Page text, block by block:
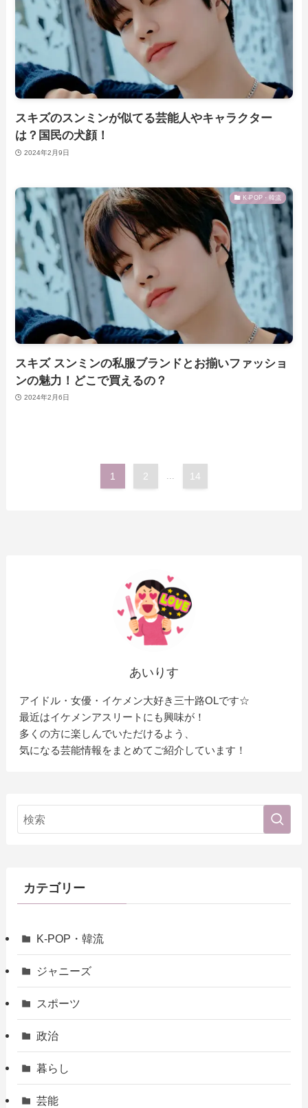
スキズのスンミンが似てる芸能人やキャラクター
は？国民の犬顔！
2024年2月9日
K-POP・韓流
スキズ スンミンの私服ブランドとお揃いファッショ
ンの魅力！どこで買えるの？
2024年2月6日
1 2 14
あいりす
アイドル・女優・イケメン大好き三十路OLです☆
最近はイケメンアスリートにも興味が！
多くの方に楽しんでいただけるよう、
気になる芸能情報をまとめてご紹介しています！
カテゴリー
K-POP・韓流
ジャニーズ
スポーツ
政治
暮らし
芸能